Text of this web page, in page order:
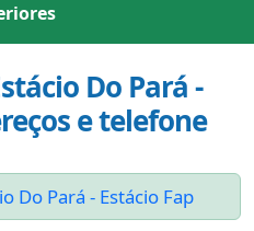
Do Pará -
e telefone
Do Pará - Estácio Fap